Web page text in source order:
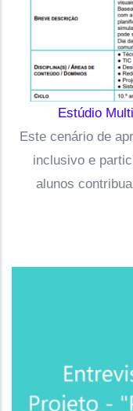
Estúdio
Este cenário de
inclusivo e
alunos